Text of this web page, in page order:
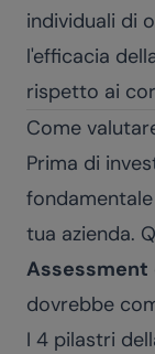
individuali di
l'efficacia
rispetto ai
Come
Prima di
tua azienda.
Assessment
dovrebbe
I 4 pilastri